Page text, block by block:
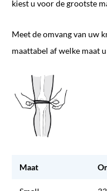
kiest u voor de grootste
Meet de omvang van uw
maattabel af welke maat
Maat